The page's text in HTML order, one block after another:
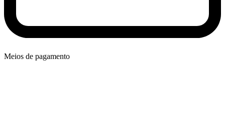
Meios de pagamento